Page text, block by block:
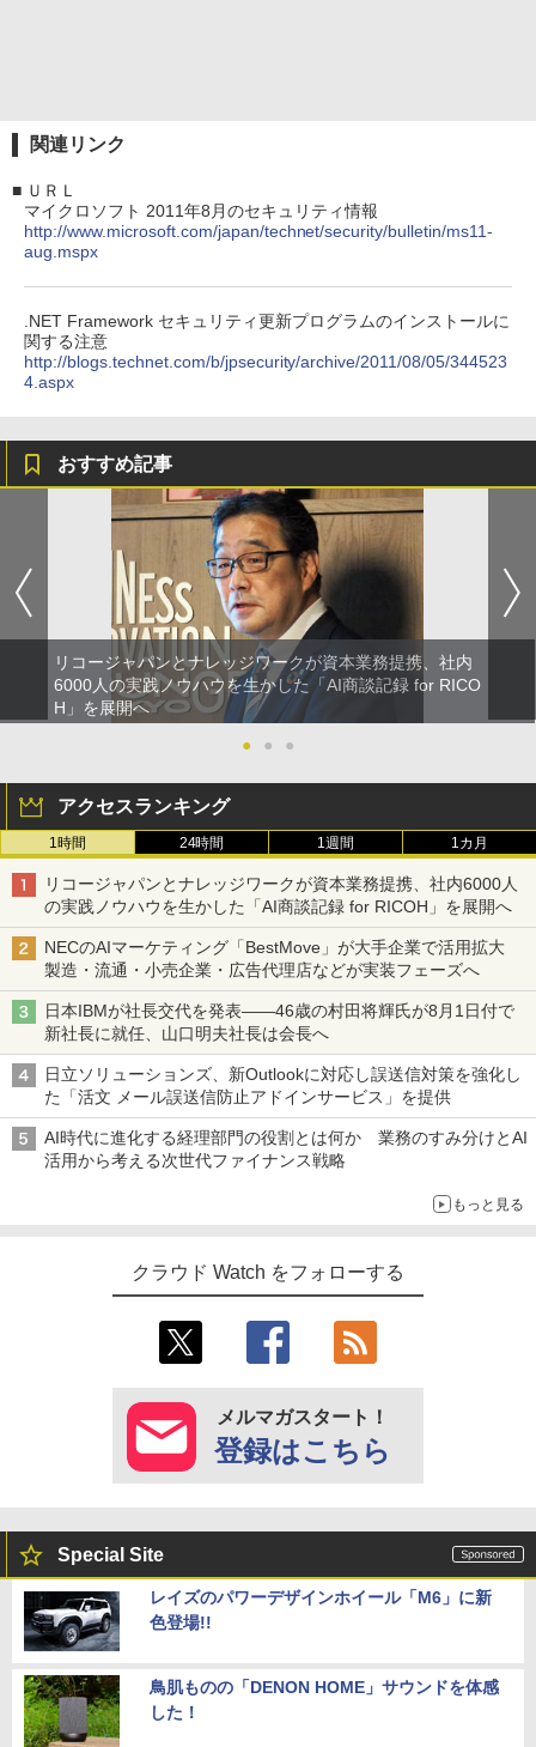
関連リンク
■ ＵＲＬ
マイクロソフト 2011年8月のセキュリティ情報
http://www.microsoft.com/japan/technet/security/bulletin/ms11-
aug.mspx
.NET Framework セキュリティ更新プログラムのインストールに
関する注意
http://blogs.technet.com/b/jpsecurity/archive/2011/08/05/344523
4.aspx
おすすめ記事
リコージャパンとナレッジワークが資本業務提携、社内
6000人の実践ノウハウを生かした「AI商談記録 for RICO
H」を展開へ
●
● ●
アクセスランキング
1時間 24時間 1週間 1カ月
リコージャパンとナレッジワークが資本業務提携、社内6000人
の実践ノウハウを生かした「AI商談記録 for RICOH」を展開へ
NECのAIマーケティング「BestMove」が大手企業で活用拡大
製造・流通・小売企業・広告代理店などが実装フェーズへ
日本IBMが社長交代を発表――46歳の村田将輝氏が8月1日付で
新社長に就任、山口明夫社長は会長へ
日立ソリューションズ、新Outlookに対応し誤送信対策を強化し
た「活文 メール誤送信防止アドインサービス」を提供
AI時代に進化する経理部門の役割とは何か 業務のすみ分けとAI
活用から考える次世代ファイナンス戦略
もっと見る
クラウド Watch をフォローする
メルマガスタート！
登録はこちら
Special Site
レイズのパワーデザインホイール「M6」に新
色登場!!
鳥肌ものの「DENON HOME」サウンドを体感
した！